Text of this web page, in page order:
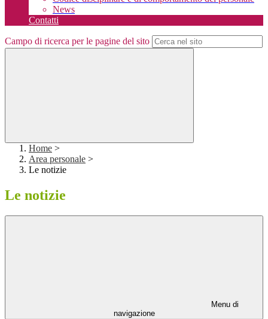
News
Contatti
Campo di ricerca per le pagine del sito
Home >
Area personale >
Le notizie
Le notizie
Menu di
navigazione